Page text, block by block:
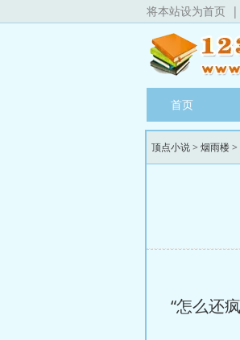
将本站设为首页 |
首页
顶点小说> 烟雨楼>
“怎么还